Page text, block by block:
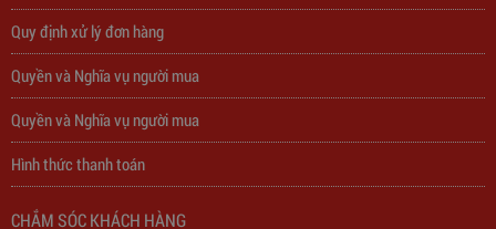
Quy định xử lý đơn hàng
Quyền và Nghĩa vụ người mua
Quyền và Nghĩa vụ người mua
Hình thức thanh toán
CHẮM SÓC KHÁCH HÀNG